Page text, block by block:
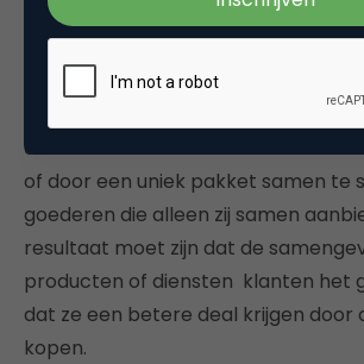
Een andere manier waarop
kunnen onderscheiden is door een
product te bundelen met andere
door te bundelen met non-
of door een uniek pakket samen te
goederen die alleen zij samen
resultaat moet zijn dat de
producten of diensten klanten het
dat ze een betere deal krijgen door
kopen.